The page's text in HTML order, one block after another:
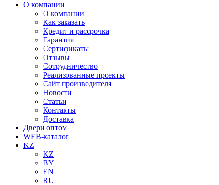
О компании
О компании
Как заказать
Кредит и рассрочка
Гарантия
Сертификаты
Отзывы
Сотрудничество
Реализованные проекты
Сайт производителя
Новости
Статьи
Контакты
Доставка
Двери оптом
WEB-каталог
KZ
KZ
BY
EN
RU